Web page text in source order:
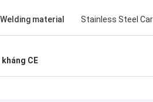
Welding material Stainless Steel
CE